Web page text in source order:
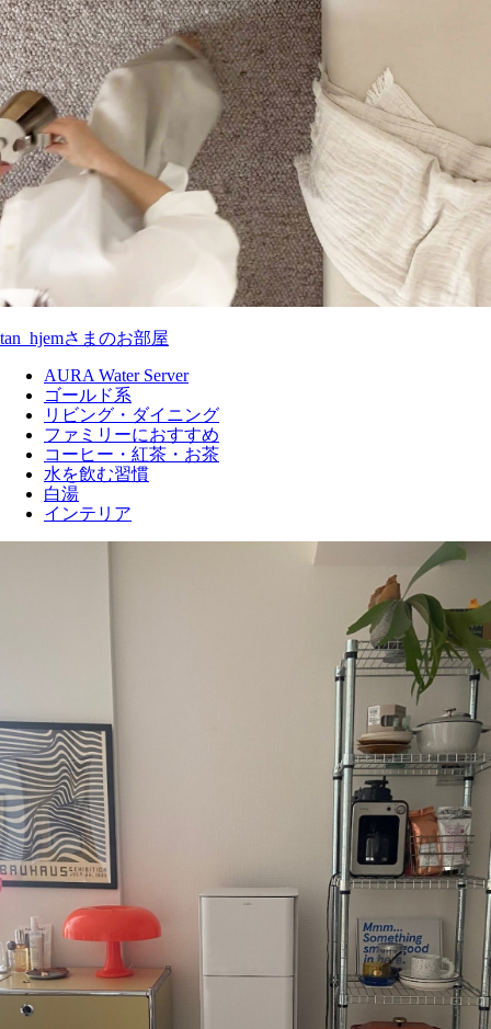
tan_hjemさまのお部屋
AURA Water Server
ゴールド系
リビング・ダイニング
ファミリーにおすすめ
コーヒー・紅茶・お茶
水を飲む習慣
白湯
インテリア